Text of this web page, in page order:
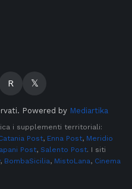
R 𝕏
Powered by Mediartika
i supplementi territoriali:
Post, Enna Post, Meridio
Post, Salento Post. I siti
, BombaSicilia, MistoLana, Cinema